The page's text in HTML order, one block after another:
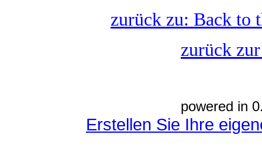
zurück zu: Back to
zurück
powered in
Erstellen Sie Ihre